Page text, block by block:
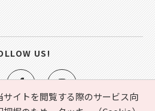
イトを閲覧する際のサービス向
US!